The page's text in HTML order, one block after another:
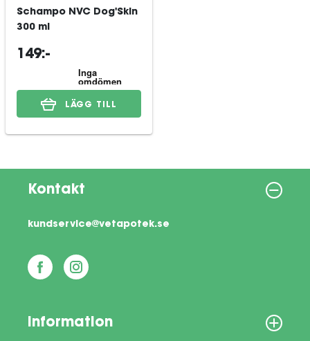
Schampo NVC Dog'Skin
300 ml
149:-
LÄGG TILL
Kontakt
kundservice@vetapotek.se
Information